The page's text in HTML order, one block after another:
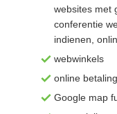
websites met
conferentie
indienen,
webwinkels
online betaling
Google map